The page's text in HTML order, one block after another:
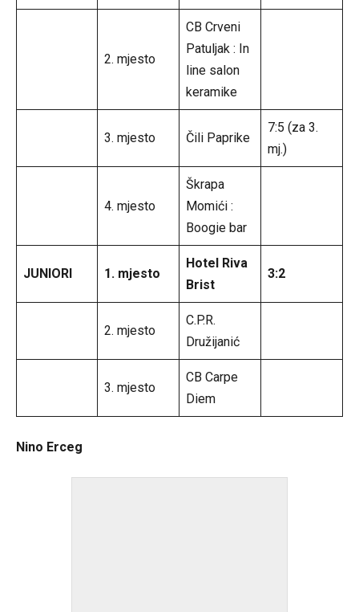
2. mjesto
CB Crveni
Patuljak : In
line salon
keramike
3. mjesto Čili Paprike
7:5 (za 3.
mj.)
4. mjesto
Škrapa
Momići :
Boogie bar
JUNIORI 1. mjesto
Hotel Riva
Brist
3:2
2. mjesto
C.P.R.
Družijanić
3. mjesto
CB Carpe
Diem
Nino Erceg